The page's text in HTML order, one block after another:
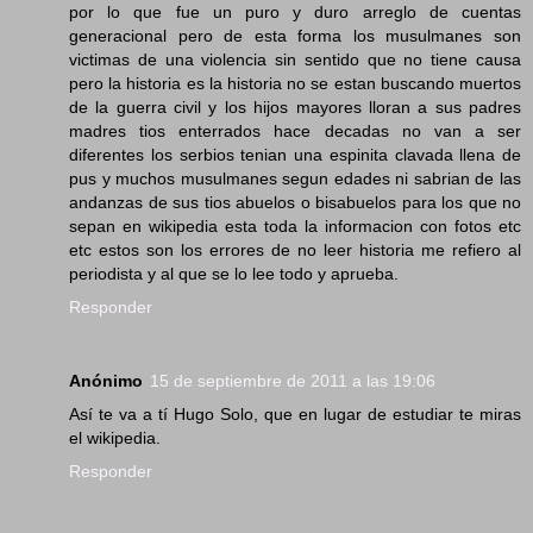
por lo que fue un puro y duro arreglo de cuentas
generacional pero de esta forma los musulmanes son
victimas de una violencia sin sentido que no tiene causa
pero la historia es la historia no se estan buscando muertos
de la guerra civil y los hijos mayores lloran a sus padres
madres tios enterrados hace decadas no van a ser
diferentes los serbios tenian una espinita clavada llena de
pus y muchos musulmanes segun edades ni sabrian de las
andanzas de sus tios abuelos o bisabuelos para los que no
sepan en wikipedia esta toda la informacion con fotos etc
etc estos son los errores de no leer historia me refiero al
periodista y al que se lo lee todo y aprueba.
Responder
Anónimo 15 de septiembre de 2011 a las 19:06
Así te va a tí Hugo Solo, que en lugar de estudiar te miras
el wikipedia.
Responder